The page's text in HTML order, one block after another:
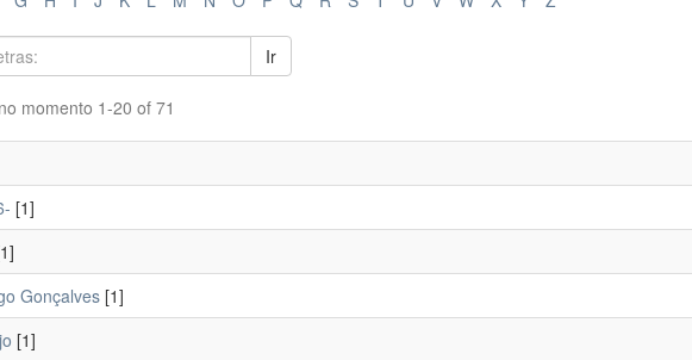
Ir
momento 1-20 of 71
[1]
Gonçalves [1]
[1]